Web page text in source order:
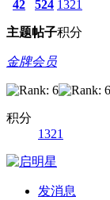
42
主题
524
帖子
1321
积分
金牌会员
积分
1321
发消息